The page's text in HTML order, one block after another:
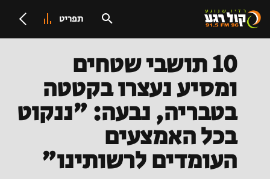
תפריט
10 תושבי שטחים
ומסיע נעצרו בקטטה
בטבריה, נבעה: "ננקוט
בכל האמצעים
העומדים לרשותינו"